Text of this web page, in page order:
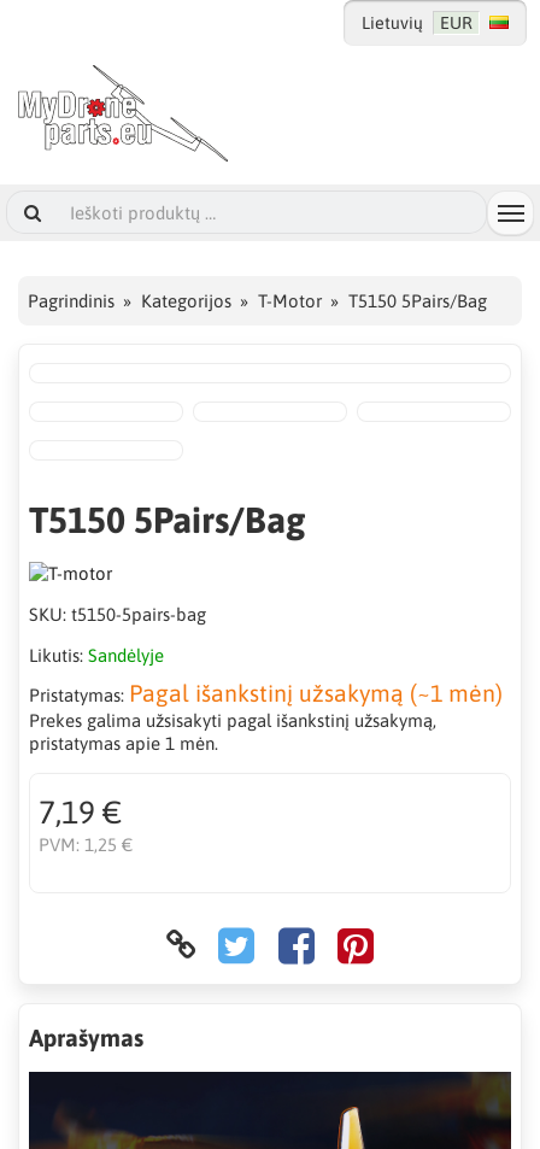
Lietuvių EUR
Pagrindinis Kategorijos T-Motor T5150 5Pairs/Bag
T5150 5Pairs/Bag
SKU: t5150-5pairs-bag
Likutis: Sandėlyje
Pristatymas: Pagal išankstinį užsakymą (~1 mėn)
Prekes galima užsisakyti pagal išankstinį užsakymą,
pristatymas apie 1 mėn.
7,19 €
PVM: 1,25 €
Aprašymas